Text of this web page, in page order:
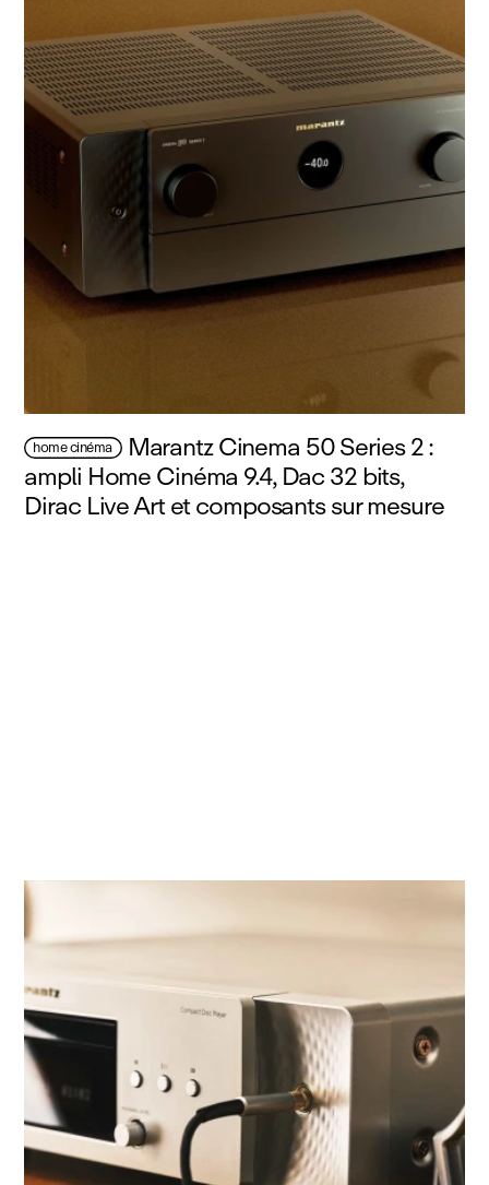
home cinéma Marantz Cinema 50 Series 2 :
ampli Home Cinéma 9.4, Dac 32 bits,
Dirac Live Art et composants sur mesure